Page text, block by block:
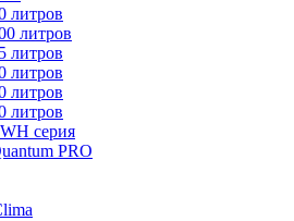
литров
литров
литров
литров
литров
литров
серия
PRO